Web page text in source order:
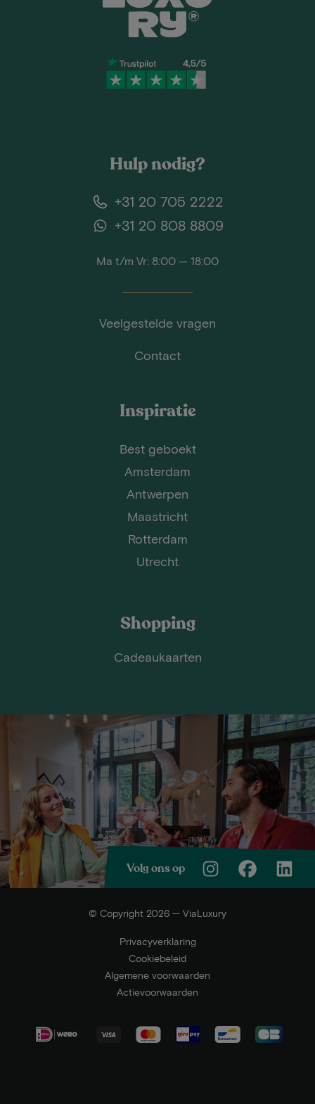
Hulp nodig?
+31 20 705 2222
+31 20 808 8809
Ma t/m Vr: 8:00 — 18:00
Veelgestelde vragen
Contact
Inspiratie
Best geboekt
Amsterdam
Antwerpen
Maastricht
Rotterdam
Utrecht
Shopping
Cadeaukaarten
Volg ons op
© Copyright 2026 — ViaLuxury
Privacyverklaring
Cookiebeleid
Algemene voorwaarden
Actievoorwaarden